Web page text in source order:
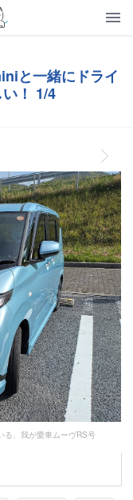
と一緒にドライ
！ 1/4
る、我が愛車ムーヴRS号